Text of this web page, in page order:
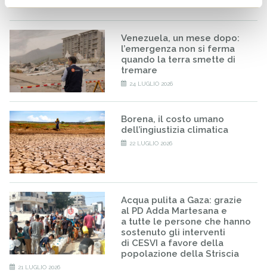
Venezuela, un mese dopo:
l’emergenza non si ferma
quando la terra smette di
tremare
24 LUGLIO 2026
Borena, il costo umano
dell’ingiustizia climatica
22 LUGLIO 2026
Acqua pulita a Gaza: grazie
al PD Adda Martesana e
a tutte le persone che hanno
sostenuto gli interventi
di CESVI a favore della
popolazione della Striscia
21 LUGLIO 2026